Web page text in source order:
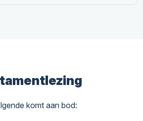
komt aan bod: